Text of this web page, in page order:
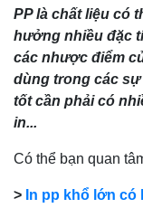
PP là chất liệu có
hưởng nhiều đặc
các nhược điểm
dùng trong các sự
tốt cần phải có
in...
Có thể bạn quan
> In pp khổ lớn